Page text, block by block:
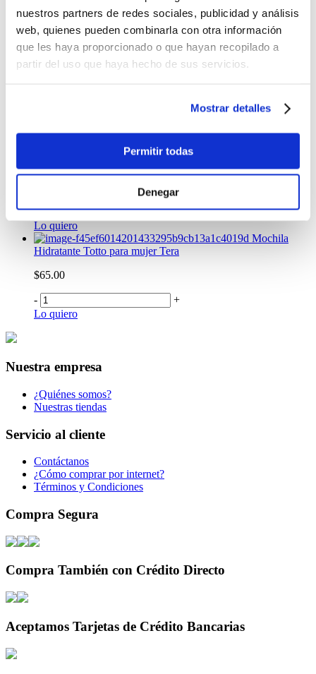
nuestros partners de redes sociales, publicidad y análisis
web, quienes pueden combinarla con otra información
que les haya proporcionado o que hayan recopilado a
partir del uso que haya hecho de sus servicios.
Mostrar detalles
Permitir todas
Denegar
$88.99
+
Lo quiero
-
+
Lo quiero
Mochila
Hidratante Totto para mujer Tera
$65.00
-
+
Lo quiero
Nuestra empresa
¿Quiénes somos?
Nuestras tiendas
Servicio al cliente
Contáctanos
¿Cómo comprar por internet?
Términos y Condiciones
Compra Segura
Compra También con Crédito Directo
Aceptamos Tarjetas de Crédito Bancarias